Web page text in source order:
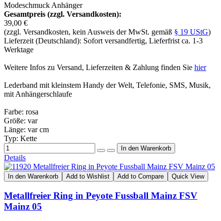
Modeschmuck Anhänger
Gesamtpreis (zzgl. Versandkosten):
39,00 €
(zzgl. Versandkosten, kein Ausweis der MwSt. gemäß § 19 UStG)
Lieferzeit (Deutschland): Sofort versandfertig, Lieferfrist ca. 1-3
Werktage
Weitere Infos zu Versand, Lieferzeiten & Zahlung finden Sie hier
Lederband mit kleinstem Handy der Welt, Telefonie, SMS, Musik,
mit Anhängerschlaufe
Farbe: rosa
Größe: var
Länge: var cm
Typ: Kette
Details
In den Warenkorb Add to Wishlist Add to Compare Quick View
Metallfreier Ring in Peyote Fussball Mainz FSV
Mainz 05